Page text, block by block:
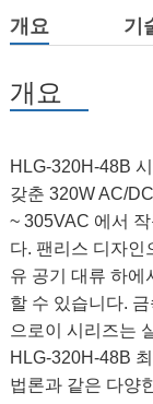
개요 기
개요
HLG-320H-48B
갖춘 320W AC/
~ 305VAC 에서
다. 팬리스 디자인
유 공기 대류 하
할 수 있습니다.
으로이 시리즈는
HLG-320H-48B
법론과 같은 다양